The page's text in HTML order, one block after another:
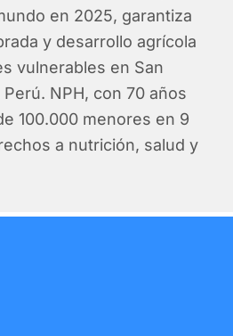
en 2025, garantiza
y desarrollo agrícola
vulnerables en San
NPH, con 70 años
100.000 menores en 9
a nutrición, salud y